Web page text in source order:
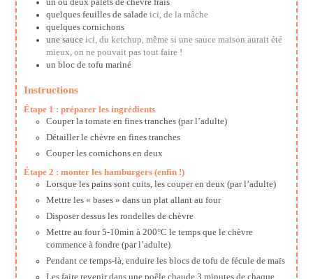
quelques feuilles de salade ici, de la mâche
quelques cornichons
une sauce ici, du ketchup, même si une sauce maison aurait été
mieux, on ne pouvait pas tout faire !
un bloc de tofu mariné
Instructions
Étape 1 : préparer les ingrédients
Couper la tomate en fines tranches (par l’adulte)
Détailler le chèvre en fines tranches
Couper les cornichons en deux
Étape 2 : monter les hamburgers (enfin !)
Lorsque les pains sont cuits, les couper en deux (par l’adulte)
Mettre les « bases » dans un plat allant au four
Disposer dessus les rondelles de chèvre
Mettre au four 5-10min à 200°C le temps que le chèvre
commence à fondre (par l’adulte)
Pendant ce temps-là, enduire les blocs de tofu de fécule de maïs
Les faire revenir dans une poêle chaude 3 minutes de chaque